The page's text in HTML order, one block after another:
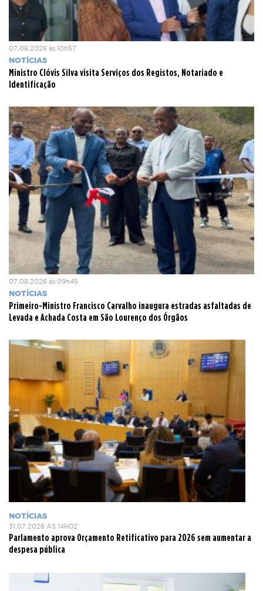
07.08.2026 às 10h57
NOTÍCIAS
Ministro Clóvis Silva visita Serviços dos Registos, Notariado e
Identificação
07.08.2026 às 09h45
NOTÍCIAS
Primeiro-Ministro Francisco Carvalho inaugura estradas asfaltadas de
Levada e Achada Costa em São Lourenço dos Órgãos
NOTÍCIAS
31.07.2026 ÀS 14H02
Parlamento aprova Orçamento Retificativo para 2026 sem aumentar a
despesa pública